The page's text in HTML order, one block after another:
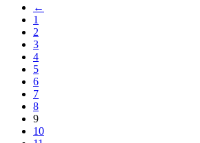
←
1
2
3
4
5
6
7
8
9
10